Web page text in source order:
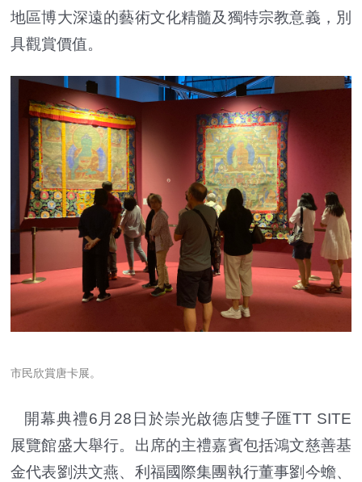
地區博大深遠的藝術文化精髓及獨特宗教意義，別
具觀賞價值。
市民欣賞唐卡展。
開幕典禮6月28日於崇光啟德店雙子匯TT SITE
展覽館盛大舉行。出席的主禮嘉賓包括鴻文慈善基
金代表劉洪文燕、利福國際集團執行董事劉今蟾、